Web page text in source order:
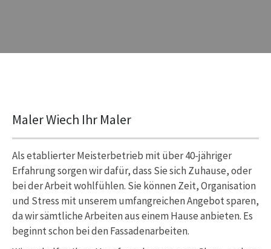
Maler Wiech Ihr Maler
Als etablierter Meisterbetrieb mit über 40-jähriger
Erfahrung sorgen wir dafür, dass Sie sich Zuhause, oder
bei der Arbeit wohlfühlen. Sie können Zeit, Organisation
und Stress mit unserem umfangreichen Angebot sparen,
da wir sämtliche Arbeiten aus einem Hause anbieten. Es
beginnt schon bei den Fassadenarbeiten.